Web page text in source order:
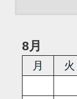
8月
月 火